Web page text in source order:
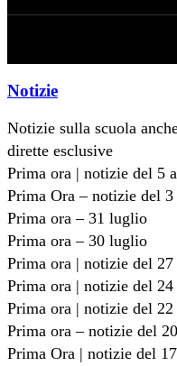
Notizie
Notizie sulla scuola
dirette esclusive
Prima ora | notizie del 5
Prima Ora – notizie del 3
Prima ora – 31 luglio
Prima ora – 30 luglio
Prima ora | notizie del
Prima ora | notizie del
Prima ora | notizie del
Prima ora – notizie del
Prima Ora | notizie del